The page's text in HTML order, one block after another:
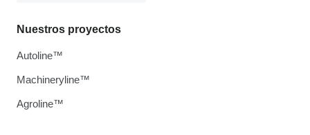
Nuestros proyectos
Autoline™
Machineryline™
Agroline™